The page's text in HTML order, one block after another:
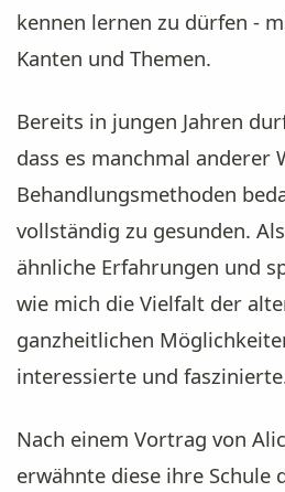
kennen lernen zu dürfen -
Kanten und Themen.
Bereits in jungen Jahren
dass es manchmal anderer
Behandlungsmethoden
vollständig zu gesunden.
ähnliche Erfahrungen und
wie mich die Vielfalt der
ganzheitlichen
interessierte und
Nach einem Vortrag von
erwähnte diese ihre Schule